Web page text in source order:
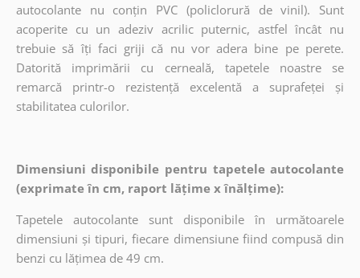
autocolante nu conțin PVC (policlorură de vinil). Sunt
acoperite cu un adeziv acrilic puternic, astfel încât nu
trebuie să îți faci griji că nu vor adera bine pe perete.
Datorită imprimării cu cerneală, tapetele noastre se
remarcă printr-o rezistență excelentă a suprafeței și
stabilitatea culorilor.
Dimensiuni disponibile pentru tapetele autocolante
(exprimate în cm, raport lățime x înălțime):
Tapetele autocolante sunt disponibile în următoarele
dimensiuni și tipuri, fiecare dimensiune fiind compusă din
benzi cu lățimea de 49 cm.